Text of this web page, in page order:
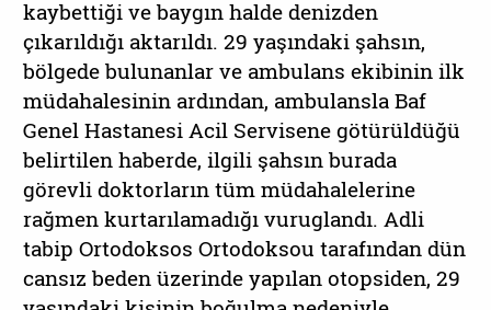
kaybettiği ve baygın halde denizden
çıkarıldığı aktarıldı. 29 yaşındaki şahsın,
bölgede bulunanlar ve ambulans ekibinin ilk
müdahalesinin ardından, ambulansla Baf
Genel Hastanesi Acil Servisene götürüldüğü
belirtilen haberde, ilgili şahsın burada
görevli doktorların tüm müdahalelerine
rağmen kurtarılamadığı vuruglandı. Adli
tabip Ortodoksos Ortodoksou tarafından dün
cansız beden üzerinde yapılan otopsiden, 29